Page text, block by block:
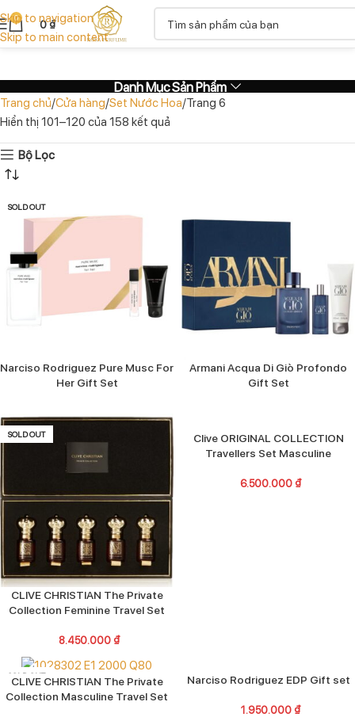
Skip to navigation
Skip to main content
0 0₫
Danh Mục Sản Phẩm
Trang chủ Cửa hàng Set Nước Hoa Trang 6
Hiển thị 101–120 của 158 kết quả
Bộ Lọc
SOLD OUT
Narciso Rodriguez Pure Musc For
Her Gift Set
Armani Acqua Di Giò Profondo
Gift Set
SOLD OUT
CLIVE CHRISTIAN The Private
Collection Feminine Travel Set
8.450.000 ₫
Clive ORIGINAL COLLECTION
Travellers Set Masculine
6.500.000 ₫
SOLD OUT
CLIVE CHRISTIAN The Private
Collection Masculine Travel Set
SOLD OUT
Narciso Rodriguez EDP Gift set
1.950.000 ₫